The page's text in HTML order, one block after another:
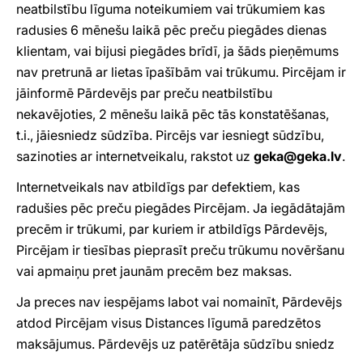
neatbilstību līguma noteikumiem vai trūkumiem kas
radusies 6 mēnešu laikā pēc preču piegādes dienas
klientam, vai bijusi piegādes brīdī, ja šāds pieņēmums
nav pretrunā ar lietas īpašībām vai trūkumu. Pircējam ir
jāinformē Pārdevējs par preču neatbilstību
nekavējoties, 2 mēnešu laikā pēc tās konstatēšanas,
t.i., jāiesniedz sūdzība. Pircējs var iesniegt sūdzību,
sazinoties ar internetveikalu, rakstot uz geka@geka.lv.
Internetveikals nav atbildīgs par defektiem, kas
radušies pēc preču piegādes Pircējam. Ja iegādātajām
precēm ir trūkumi, par kuriem ir atbildīgs Pārdevējs,
Pircējam ir tiesības pieprasīt preču trūkumu novēršanu
vai apmaiņu pret jaunām precēm bez maksas.
Ja preces nav iespējams labot vai nomainīt, Pārdevējs
atdod Pircējam visus Distances līgumā paredzētos
maksājumus. Pārdevējs uz patērētāja sūdzību sniedz